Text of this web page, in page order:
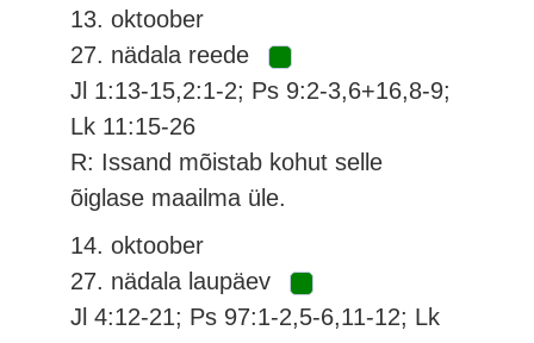
13. oktoober
27. nädala reede
Jl 1:13-15,2:1-2; Ps 9:2-3,6+16,8-9;
Lk 11:15-26
R: Issand mõistab kohut selle
õiglase maailma üle.
14. oktoober
27. nädala laupäev
Jl 4:12-21; Ps 97:1-2,5-6,11-12; Lk